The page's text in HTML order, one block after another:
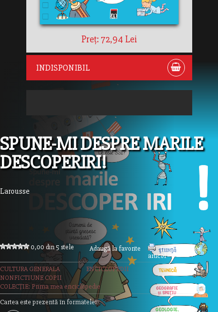
Preț: 72,94 Lei
INDISPONIBIL
SPUNE-MI DESPRE MARILE
DESCOPERIRI!
Larousse
0,00 din 5 stele Adaugă la favorite
Imprimă acest
articol
CULTURA GENERALA
ENCICLOPEDII
NONFICTIUNE COPII
COLECȚIE: Prima mea enciclopedie
Cartea este prezentă în formatele: